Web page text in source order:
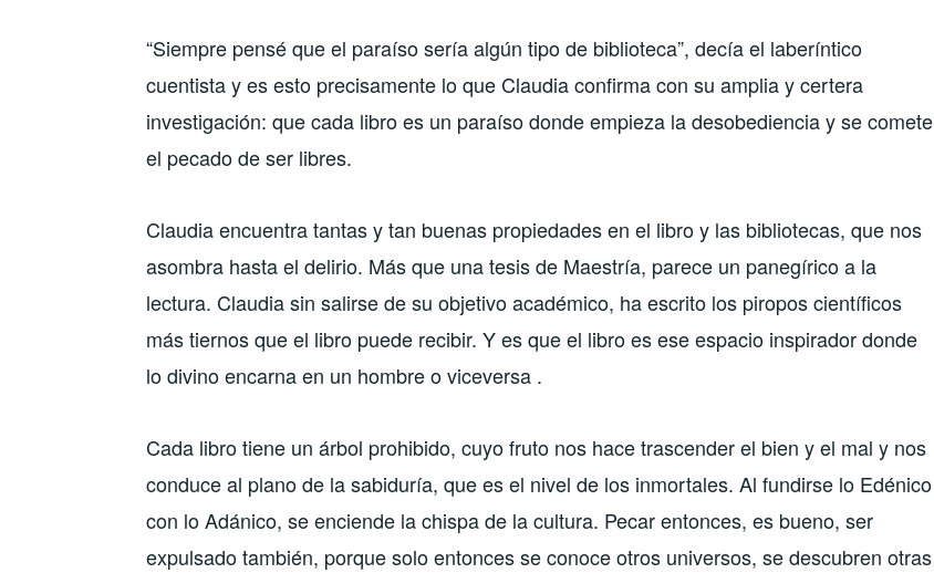
“Siempre pensé que el paraíso sería algún tipo de biblioteca”, decía el laberíntico
cuentista y es esto precisamente lo que Claudia confirma con su amplia y certera
investigación: que cada libro es un paraíso donde empieza la desobediencia y se comete
el pecado de ser libres.
Claudia encuentra tantas y tan buenas propiedades en el libro y las bibliotecas, que nos
asombra hasta el delirio. Más que una tesis de Maestría, parece un panegírico a la
lectura. Claudia sin salirse de su objetivo académico, ha escrito los piropos científicos
más tiernos que el libro puede recibir. Y es que el libro es ese espacio inspirador donde
lo divino encarna en un hombre o viceversa .
Cada libro tiene un árbol prohibido, cuyo fruto nos hace trascender el bien y el mal y nos
conduce al plano de la sabiduría, que es el nivel de los inmortales. Al fundirse lo Edénico
con lo Adánico, se enciende la chispa de la cultura. Pecar entonces, es bueno, ser
expulsado también, porque solo entonces se conoce otros universos, se descubren otras